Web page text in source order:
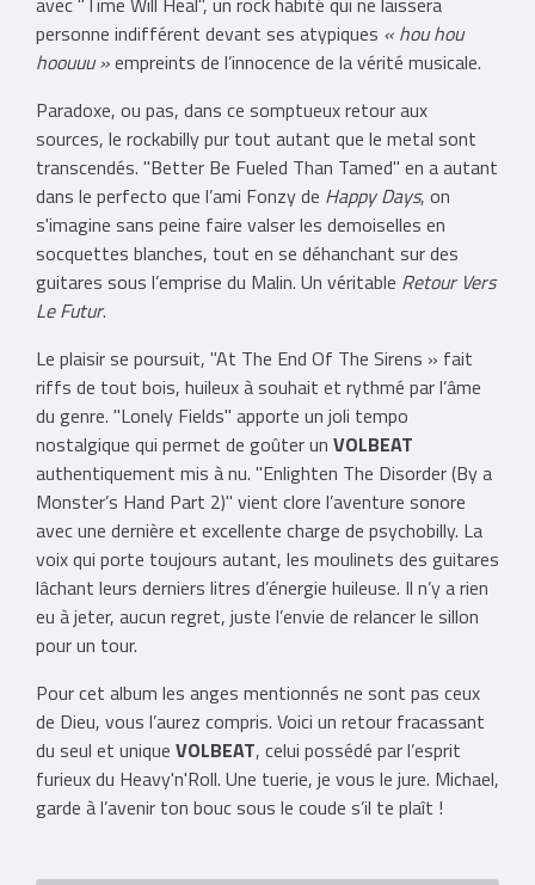
personne indifférent devant ses atypiques « hou hou
hoouuu »empreints de l’innocence de la vérité musicale.
Paradoxe, ou pas, dans ce somptueux retour aux
sources, le rockabilly pur tout autant que le metal sont
transcendés. "Better Be Fueled Than Tamed" en a autant
dans le perfecto que l’ami Fonzy de Happy Days, on
s'imagine sans peine faire valser les demoiselles en
socquettes blanches, tout en se déhanchant sur des
guitares sous l’emprise du Malin. Un véritable Retour Vers
Le Futur.
Le plaisir se poursuit, "At The End Of The Sirens » fait
riffs de tout bois, huileux à souhait et rythmé par l’âme
du genre. "Lonely Fields" apporte un joli tempo
nostalgique qui permet de goûter un VOLBEAT
authentiquement mis à nu. "Enlighten The Disorder (By a
Monster’s Hand Part 2)" vient clore l’aventure sonore
avec une dernière et excellente charge de psychobilly. La
voix qui porte toujours autant, les moulinets des guitares
lâchant leurs derniers litres d’énergie huileuse. Il n’y a rien
eu à jeter, aucun regret, juste l’envie de relancer le sillon
pour un tour.
Pour cet album les anges mentionnés ne sont pas ceux
de Dieu, vous l’aurez compris. Voici un retour fracassant
du seul et unique VOLBEAT, celui possédé par l’esprit
furieux du Heavy'n'Roll. Une tuerie, je vous le jure. Michael,
garde à l’avenir ton bouc sous le coude s’il te plaît !